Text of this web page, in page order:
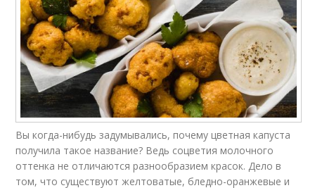
Вы когда-нибудь задумывались, почему цветная капуста
получила такое название? Ведь соцветия молочного
оттенка не отличаются разнообразием красок. Дело в
том, что существуют желтоватые, бледно-оранжевые и